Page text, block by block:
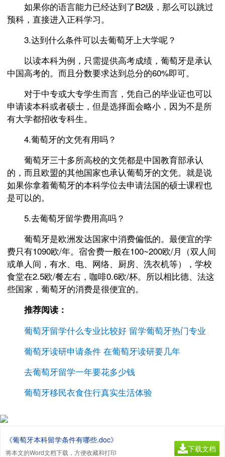
如果你的语言能力已经达到了B2级，那么可以跳过
预科，直接进入正科学习。
3.达到什么条件可以去葡萄牙上大学呢？
以读本科为例，只需提供高考成绩，葡萄牙是承认
中国高考的。而且分数要求达到总分的60%即可。
对于中专或大专学生而言，凭自己的毕业证也可以
申请读本科或者硕士，但是选择面会略小，因为不是所
有大学都招收专科生。
4.葡萄牙的文凭有用吗？
葡萄牙三十多所高校的文凭都是中国教育部承认
的，而且欧盟的其他国家也承认葡萄牙的文凭。就是说
如果你拿着葡萄牙的本科学位去申请法国的硕士课程也
是可以的。
5.去葡萄牙留学费用高吗？
葡萄牙是欧洲发达国家中消费偏低的。最便宜的学
费只有1090欧/年。宿舍费一般在100~200欧/月（双人间
或单人间，有水、电、网络、厨房、洗衣机等），学校
食堂在2.5欧/餐左右，咖啡0.6欧/杯。所以相比德、法这
些国家，葡萄牙的消费是很便宜的。
推荐阅读：
葡萄牙留学什么专业比较好 留学葡萄牙热门专业
葡萄牙读研申请条件 在葡萄牙读研要几年
去葡萄牙留学一年要花多少钱
葡萄牙移民衣食住行真实生活体验
《葡萄牙本科留学条件有哪些.doc》
将本文的Word文档下载，方便收藏和打印 下载文档